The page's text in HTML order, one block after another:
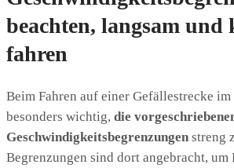
beachten, langsam
fahren
Beim Fahren auf einer Gefällestrecke im
besonders wichtig, die
Geschwindigkeitsbegrenzungen streng
Begrenzungen sind dort angebracht, um